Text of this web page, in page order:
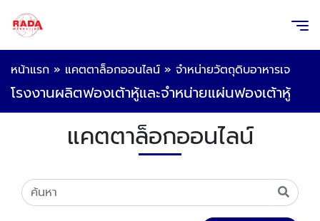
หน้าแรก » แคตตาล็อกออนไลน์ » จำหน่ายวัตถุดิบอาหารเจ
โรงงานผลิตฟองเต้าหู้และจำหน่ายแผ่นฟองเต้าหู้
แคตตาล็อกออนไลน์